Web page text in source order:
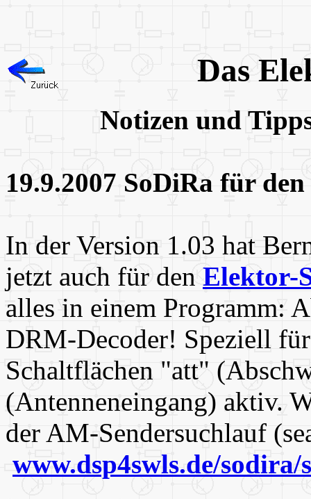
Das
Notizen und
19.9.2007 SoDiRa für
In der Version 1.03 hat
jetzt auch für den Elektor-
alles in einem Programm:
DRM-Decoder! Speziell
Schaltflächen "att"
(Antenneneingang) aktiv.
der AM-Sendersuchlauf
www.dsp4swls.de/